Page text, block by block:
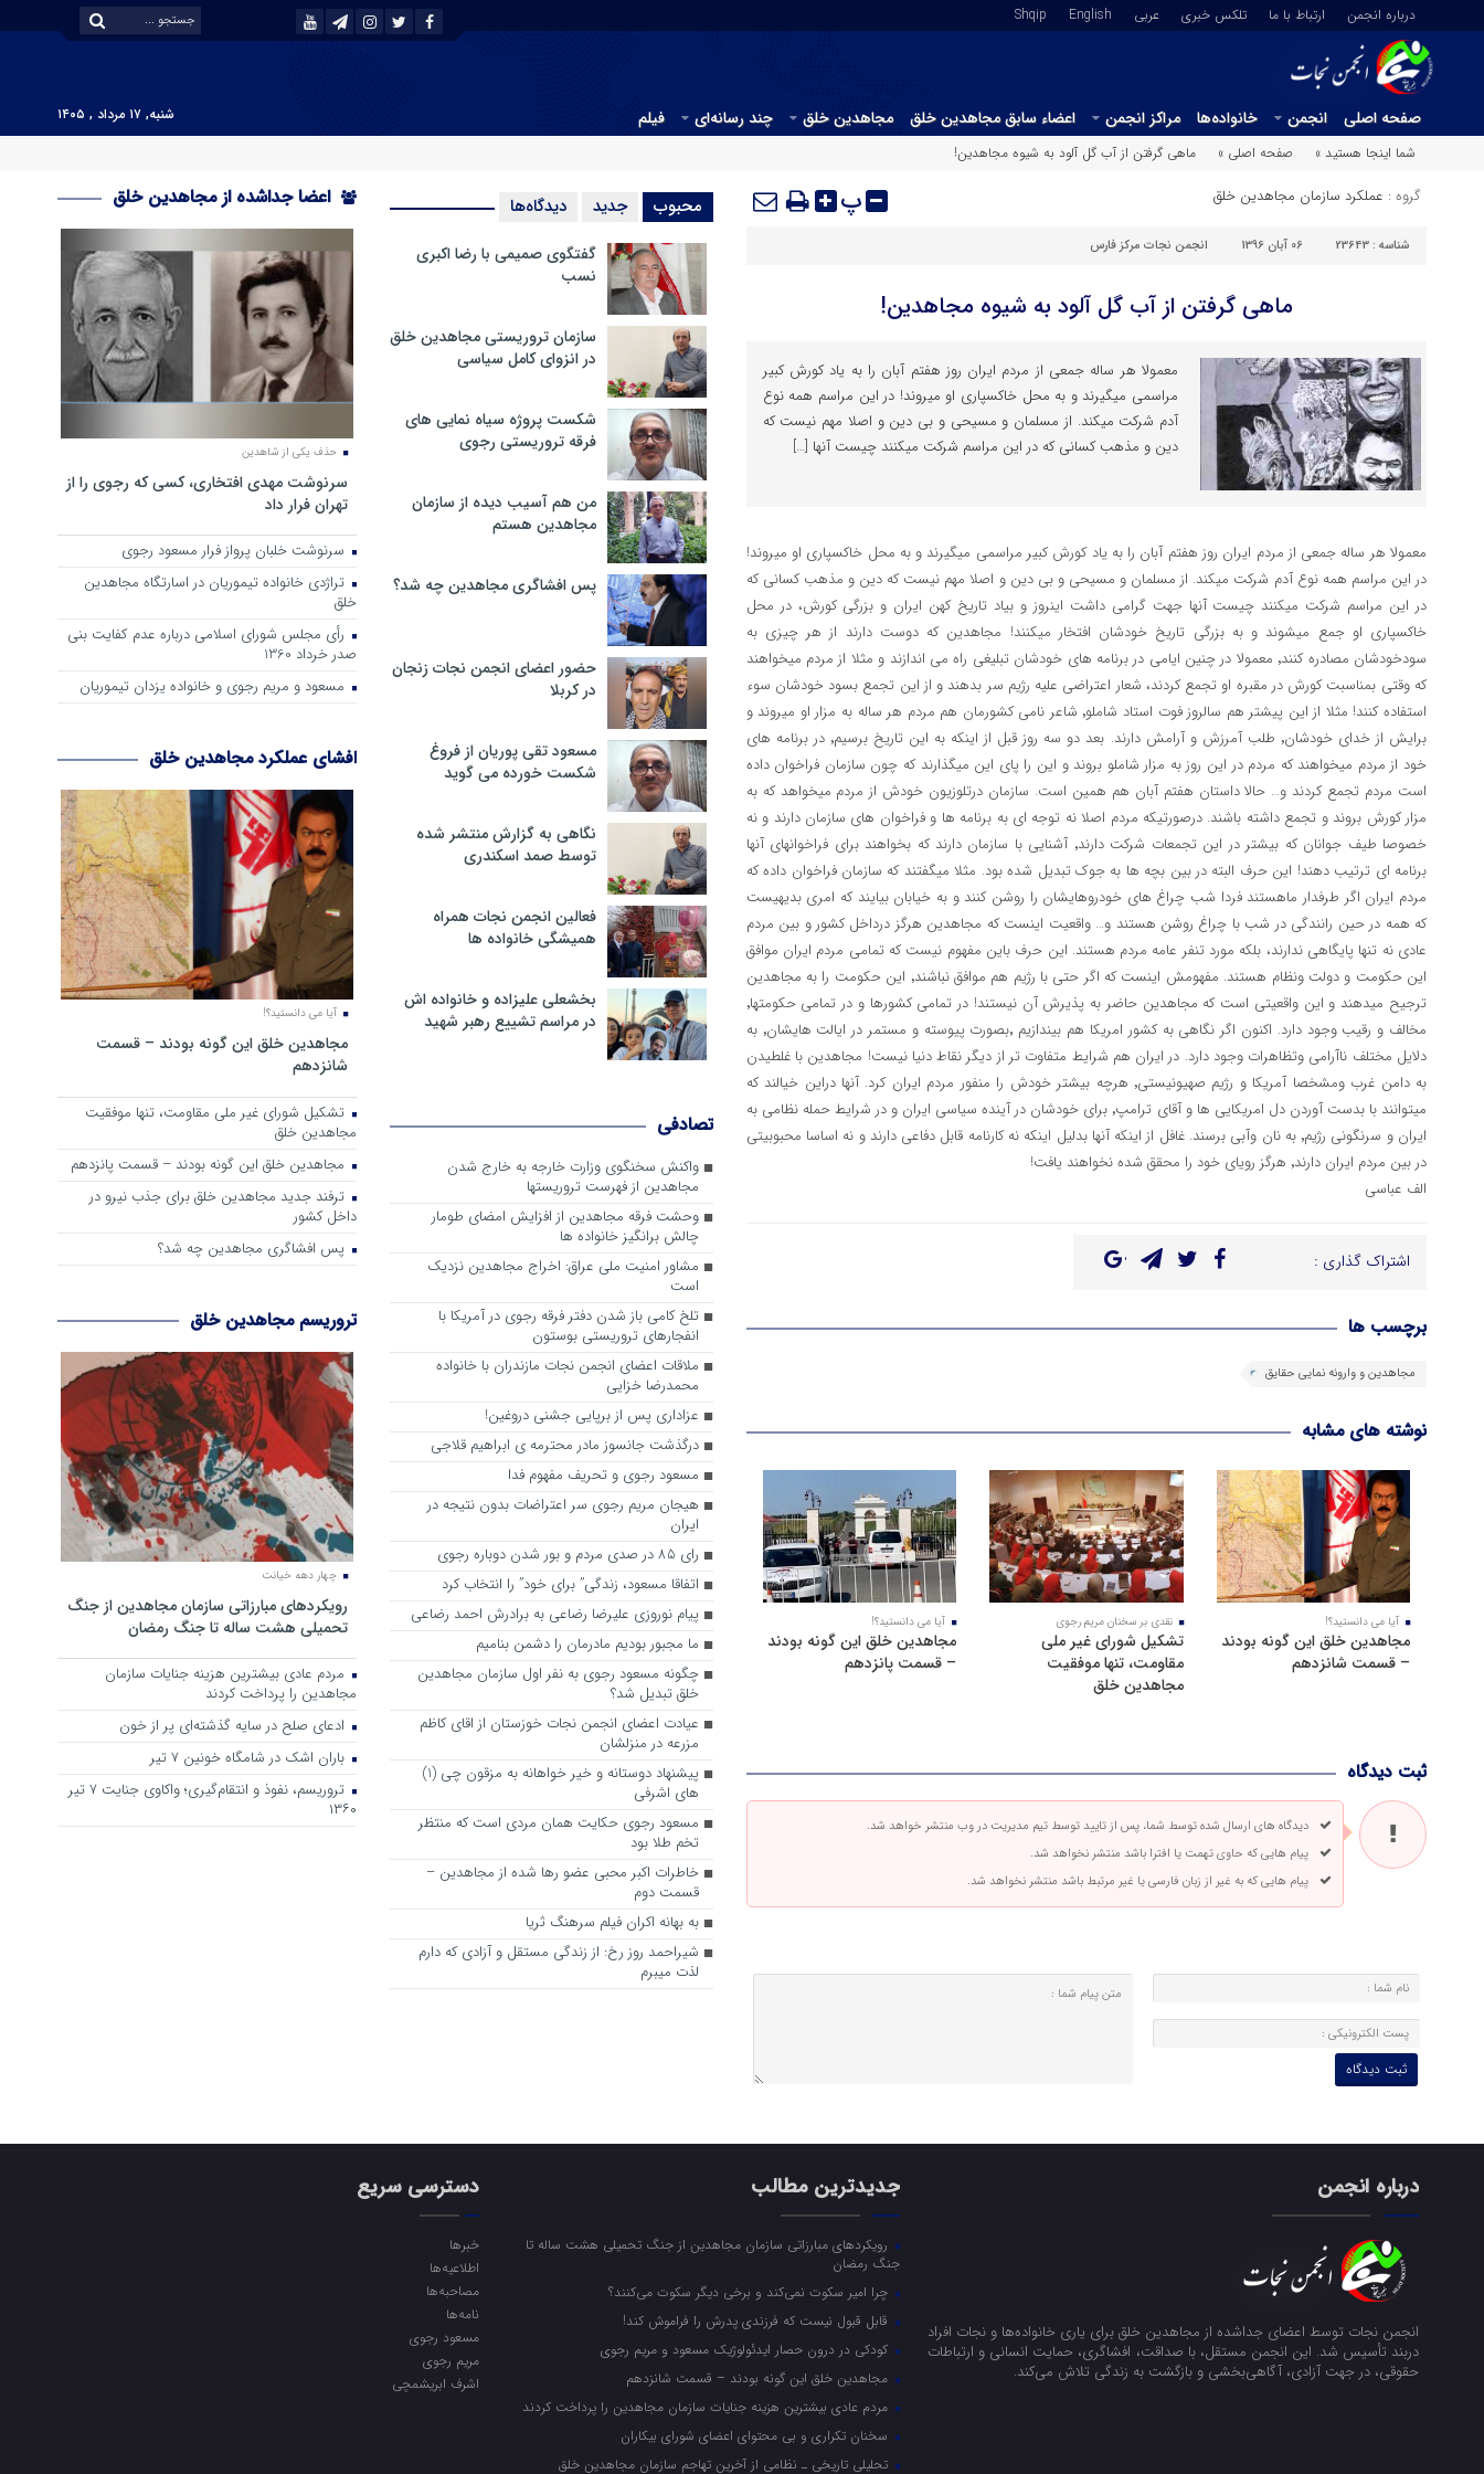
درباره انجمن ارتباط با ما تلکس خبری عربي English
Shqip
صفحه اصلی انجمن خانواده‌ها مراکز انجمن اعضاء سابق مجاهدین خلق مجاهدین خلق چند رسانه‌ای فیلم
شنبه, ۱۷ مرداد , ۱۴۰۵
شما اینجا هستید »
صفحه اصلی » ماهی گرفتن از آب گل آلود به شیوه مجاهدین!
گروه : عملکرد سازمان مجاهدین خلق پ
شناسه : 23643 06 آبان 1396 انجمن نجات مرکز فارس
ماهی گرفتن از آب گل آلود به شیوه مجاهدین!
معمولا هر ساله جمعی از مردم ایران روز هفتم آبان را به یاد کورش کبیر
مراسمی میگیرند و به محل خاکسپاری او میروند! در این مراسم همه نوع
آدم شرکت میکند. از مسلمان و مسیحی و بی دین و اصلا مهم نیست که
دین و مذهب کسانی که در این مراسم شرکت میکنند چیست آنها […]
معمولا هر ساله جمعی از مردم ایران روز هفتم آبان را به یاد کورش کبیر مراسمی میگیرند و به محل خاکسپاری او میروند!
در این مراسم همه نوع آدم شرکت میکند. از مسلمان و مسیحی و بی دین و اصلا مهم نیست که دین و مذهب کسانی که
در این مراسم شرکت میکنند چیست آنها جهت گرامی داشت اینروز و بیاد تاریخ کهن ایران و بزرگی کورش، در محل
خاکسپاری او جمع میشوند و به بزرگی تاریخ خودشان افتخار میکنند! مجاهدین که دوست دارند از هر چیزی به
سودخودشان مصادره کنند٬ معمولا در چنین ایامی در برنامه های خودشان تبلیغی راه می اندازند و مثلا از مردم میخواهند
که وقتی بمناسبت کورش در مقبره او تجمع کردند، شعار اعتراضی علیه رژیم سر بدهند و از این تجمع بسود خودشان سوء
استفاده کنند! مثلا از این پیشتر هم سالروز فوت استاد شاملو٬ شاعر نامی کشورمان هم مردم هر ساله به مزار او میروند و
برایش از خدای خودشان٬ طلب آمرزش و آرامش دارند. بعد دو سه روز قبل از اینکه به این تاریخ برسیم٬ در برنامه های
خود از مردم میخواهند که مردم در این روز به مزار شاملو بروند و این را پای این میگذارند که چون سازمان فراخوان داده
است مردم تجمع کردند و… حالا داستان هفتم آبان هم همین است. سازمان درتلوزیون خودش از مردم میخواهد که به
مزار کورش بروند و تجمع داشته باشند. درصورتیکه مردم اصلا نه توجه ای به برنامه ها و فراخوان های سازمان دارند و نه
خصوصا طیف جوانان که بیشتر در این تجمعات شرکت دارند٬ آشنایی با سازمان دارند که بخواهند برای فراخوانهای آنها
برنامه ای ترتیب دهند! این حرف البته در بین بچه ها به جوک تبدیل شده بود. مثلا میگفتند که سازمان فراخوان داده که
مردم ایران اگر طرفدار ماهستند فردا شب چراغ های خودروهایشان را روشن کنند و به خیابان بیایند که امری بدیهیست
که همه در حین رانندگی در شب با چراغ روشن هستند و… واقعیت اینست که مجاهدین هرگز درداخل کشور و بین مردم
عادی نه تنها پایگاهی ندارند، بلکه مورد تنفر عامه مردم هستند. این حرف باین مفهوم نیست که تمامی مردم ایران موافق
این حکومت و دولت ونظام هستند. مفهومش اینست که اگر حتی با رژیم هم موافق نباشند٬ این حکومت را به مجاهدین
ترجیح میدهند و این واقعیتی است که مجاهدین حاضر به پذیرش آن نیستند! در تمامی کشورها و در تمامی حکومتها٬
مخالف و رقیب وجود دارد. اکنون اگر نگاهی به کشور امریکا هم بیندازیم ٬بصورت پیوسته و مستمر در ایالت هایشان٬ به
دلایل مختلف ناآرامی وتظاهرات وجود دارد. در ایران هم شرایط متفاوت تر از دیگر نقاط دنیا نیست! مجاهدین با غلطیدن
به دامن غرب ومشخصا آمریکا و رژیم صهیونیستی٬ هرچه بیشتر خودش را منفور مردم ایران کرد. آنها دراین خیالند که
میتوانند با بدست آوردن دل امریکایی ها و آقای ترامپ٬ برای خودشان در آینده سیاسی ایران و در شرایط حمله نظامی به
ایران و سرنگونی رژیم٬ به نان وآبی برسند. غافل از اینکه آنها بدلیل اینکه نه کارنامه قابل دفاعی دارند و نه اساسا محبوبیتی
در بین مردم ایران دارند٬ هرگز رویای خود را محقق شده نخواهند یافت!
الف عباسی
اشتراک گذاری :
برچسب ها
مجاهدین و وارونه نمایی حقایق
نوشته های مشابه
آیا می دانستید؟!
مجاهدین خلق این گونه بودند
– قسمت شانزدهم
نقدی بر سخنان مریم رجوی
تشکیل شورای غیر ملی
مقاومت، تنها موفقیت
مجاهدین خلق
آیا می دانستید؟!
مجاهدین خلق این گونه بودند
– قسمت پانزدهم
ثبت دیدگاه
دیدگاه های ارسال شده توسط شما، پس از تایید توسط تیم مدیریت در وب منتشر خواهد شد.
پیام هایی که حاوی تهمت یا افترا باشد منتشر نخواهد شد.
پیام هایی که به غیر از زبان فارسی یا غیر مرتبط باشد منتشر نخواهد شد.
محبوب جدید دیدگاه‌ها
گفتگوی صمیمی با رضا اکبری
نسب
سازمان تروریستی مجاهدین خلق
در انزوای کامل سیاسی
شکست پروژه سیاه نمایی های
فرقه تروریستی رجوی
من هم آسیب دیده از سازمان
مجاهدین هستم
پس افشاگری مجاهدین چه شد؟
حضور اعضای انجمن نجات زنجان
در کربلا
مسعود تقی پوریان از فروغ
شکست خورده می گوید
نگاهی به گزارش منتشر شده
توسط صمد اسکندری
فعالین انجمن نجات همراه
همیشگی خانواده ها
بخشعلی علیزاده و خانواده اش
در مراسم تشییع رهبر شهید
تصادفی
واکنش سخنگوی وزارت خارجه به خارج شدن
مجاهدین از فهرست تروریستها
وحشت فرقه مجاهدین از افزایش امضای طومار
چالش برانگیز خانواده ها
مشاور امنیت ملی عراق: اخراج مجاهدین نزدیک
است
تلخ کامی باز شدن دفتر فرقه رجوی در آمریکا با
انفجارهای تروریستی بوستون
ملاقات اعضای انجمن نجات مازندران با خانواده
محمدرضا خزایی
عزاداری پس از برپایی جشنی دروغین!
درگذشت جانسوز مادر محترمه ی ابراهیم قلاجی
مسعود رجوی و تحریف مفهوم فدا
هیجان مریم رجوی سر اعتراضات بدون نتیجه در
ایران
رای 85 در صدی مردم و بور شدن دوباره رجوی
اتفاقا مسعود، زندگی” برای خود” را انتخاب کرد
پیام نوروزی علیرضا رضاعی به برادرش احمد رضاعی
ما مجبور بودیم مادرمان را دشمن بنامیم
چگونه مسعود رجوی به نفر اول سازمان مجاهدین
خلق تبدیل شد؟
عیادت اعضای انجمن نجات خوزستان از اقای کاظم
مزرعه در منزلشان
پیشنهاد دوستانه و خیر خواهانه به مزقون چی (1)
های اشرفی
مسعود رجوی حکایت همان مردی است که منتظر
تخم طلا بود
خاطرات اکبر محبی عضو رها شده از مجاهدین –
قسمت دوم
به ‌بهانه اکران فیلم سرهنگ ثریا
شیراحمد روز رخ: از زندگی مستقل و آزادی که دارم
لذت میبرم
اعضا جداشده از مجاهدین خلق
حذف یکی از شاهدین
سرنوشت مهدی افتخاری، کسی که رجوی را از
تهران فرار داد
سرنوشت خلبان پرواز فرار مسعود رجوی
تراژدی خانواده تیموریان در اسارتگاه مجاهدین
خلق
رأی مجلس شورای اسلامی درباره عدم كفایت بنی
صدر خرداد 1360
مسعود و مریم رجوی و خانواده یزدان تیموریان
افشای عملکرد مجاهدین خلق
آیا می دانستید؟!
مجاهدین خلق این گونه بودند – قسمت
شانزدهم
تشکیل شورای غیر ملی مقاومت، تنها موفقیت
مجاهدین خلق
مجاهدین خلق این گونه بودند – قسمت پانزدهم
ترفند جدید مجاهدین خلق برای جذب نیرو در
داخل کشور
پس افشاگری مجاهدین چه شد؟
تروریسم مجاهدین خلق
چهار دهه خیانت
رویکرد‌های مبارزاتی سازمان مجاهدین از جنگ
تحمیلی هشت ساله تا جنگ رمضان
مردم عادی بیشترین هزینه جنایات سازمان
مجاهدین را پرداخت کردند
ادعای صلح در سایه گذشته‌ای پر از خون
باران اشک در شامگاه خونین 7 تیر
تروریسم، نفوذ و انتقام‌گیری؛ واکاوی جنایت ۷ تیر
۱۳۶۰
درباره انجمن
انجمن نجات توسط اعضای جداشده از مجاهدین خلق برای یاری خانواده‌ها و نجات افراد
دربند تأسیس شد. این انجمن مستقل، با صداقت، افشاگری، حمایت انسانی و ارتباطات
حقوقی، در جهت آزادی، آگاهی‌بخشی و بازگشت به زندگی تلاش می‌کند.
جدیدترین مطالب
رویکرد‌های مبارزاتی سازمان مجاهدین از جنگ تحمیلی هشت ساله تا
جنگ رمضان
چرا امیر سکوت نمی‌کند و برخی دیگر سکوت می‌کنند؟
قابل قبول نیست که فرزندی پدرش را فراموش کند!
کودکی در درون حصار ایدئولوژیک مسعود و مریم رجوی
مجاهدین خلق این گونه بودند – قسمت شانزدهم
مردم عادی بیشترین هزینه جنایات سازمان مجاهدین را پرداخت کردند
سخنان تکراری و بی محتوای اعضای شورای بیکاران
تحلیلی تاریخی ـ نظامی از آخرین تهاجم سازمان مجاهدین خلق
دسترسی سریع
خبرها
اطلاعیه‌ها
مصاحبه‌ها
نامه‌ها
مسعود رجوی
مریم رجوی
اشرف ابریشمچی